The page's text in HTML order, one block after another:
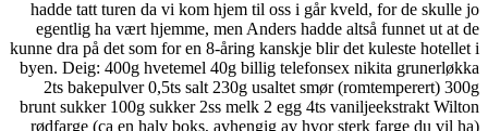
hadde tatt turen da vi kom hjem til oss i går kveld, for de skulle jo
egentlig ha vært hjemme, men Anders hadde altså funnet ut at de
kunne dra på det som for en 8-åring kanskje blir det kuleste hotellet i
byen. Deig: 400g hvetemel 40g billig telefonsex nikita grunerløkka
2ts bakepulver 0,5ts salt 230g usaltet smør (romtemperert) 300g
brunt sukker 100g sukker 2ss melk 2 egg 4ts vaniljeekstrakt Wilton
rødfarge (ca en halv boks, avhengig av hvor sterk farge du vil ha)